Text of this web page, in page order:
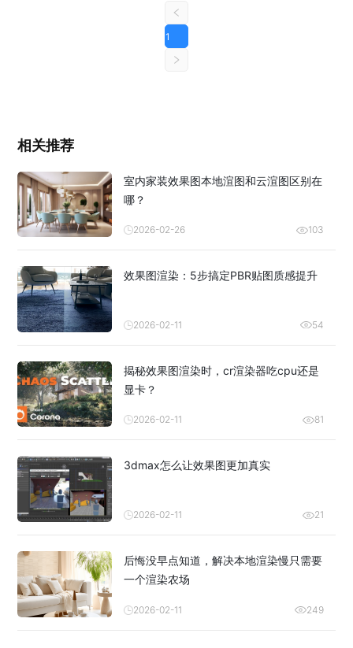
1
相关推荐
室内家装效果图本地渲图和云渲图区别在
哪？
2026-02-26 103
效果图渲染：5步搞定PBR贴图质感提升
2026-02-11 54
揭秘效果图渲染时，cr渲染器吃cpu还是
显卡？
2026-02-11 81
3dmax怎么让效果图更加真实
2026-02-11 21
后悔没早点知道，解决本地渲染慢只需要
一个渲染农场
2026-02-11 249